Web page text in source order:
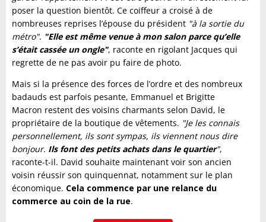
poser la question bientôt. Ce coiffeur a croisé à de
nombreuses reprises l’épouse du président "à la sortie du
métro". "Elle est même venue à mon salon parce qu’elle
s’était cassée un ongle", raconte en rigolant Jacques qui
regrette de ne pas avoir pu faire de photo.
Mais si la présence des forces de l’ordre et des nombreux
badauds est parfois pesante, Emmanuel et Brigitte
Macron restent des voisins charmants selon David, le
propriétaire de la boutique de vêtements. "Je les connais
personnellement, ils sont sympas, ils viennent nous dire
bonjour. Ils font des petits achats dans le quartier",
raconte-t-il. David souhaite maintenant voir son ancien
voisin réussir son quinquennat, notamment sur le plan
économique. Cela commence par une relance du
commerce au coin de la rue.